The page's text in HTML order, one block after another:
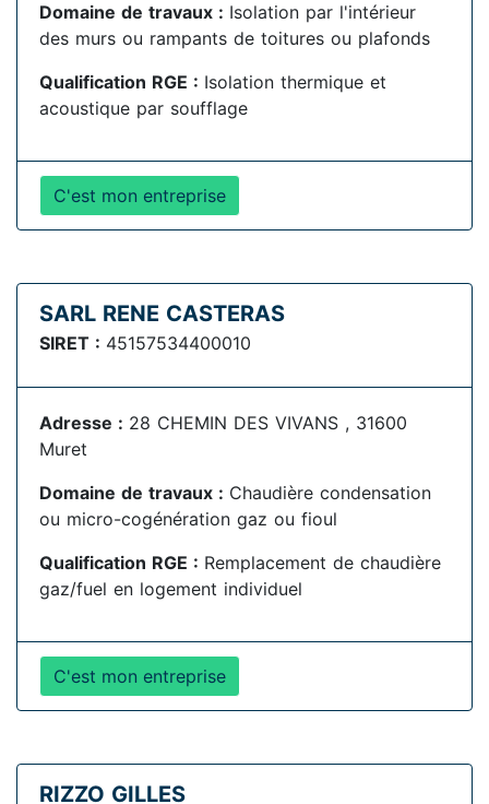
Domaine de travaux : Isolation par l'intérieur
des murs ou rampants de toitures ou plafonds
Qualification RGE : Isolation thermique et
acoustique par soufflage
C'est mon entreprise
SARL RENE CASTERAS
SIRET : 45157534400010
Adresse : 28 CHEMIN DES VIVANS , 31600
Muret
Domaine de travaux : Chaudière condensation
ou micro-cogénération gaz ou fioul
Qualification RGE : Remplacement de chaudière
gaz/fuel en logement individuel
C'est mon entreprise
RIZZO GILLES